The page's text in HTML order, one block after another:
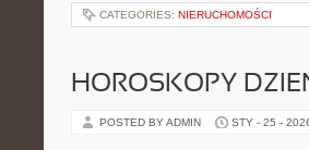
CATEGORIES: NIERUCHOMOŚCI
HOROSKOPY
POSTED BY ADMIN STY - 25 -